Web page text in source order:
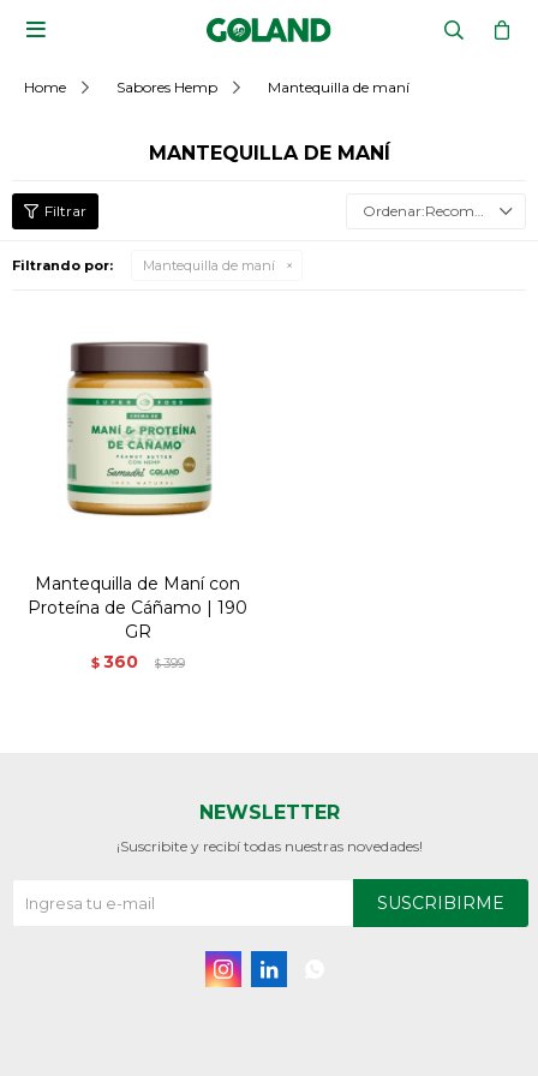

Home Sabores Hemp Mantequilla de maní
MANTEQUILLA DE MANÍ
Recomendados
Filtrando por: Mantequilla de maní
Mantequilla de Maní con
Proteína de Cáñamo | 190
GR
$ 360 $399
NEWSLETTER
¡Suscribite y recibí todas nuestras novedades!
SUSCRIBIRME
 